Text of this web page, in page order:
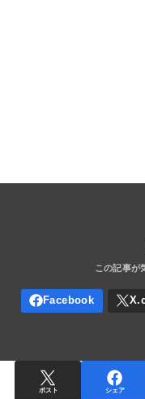
ポスト シェア